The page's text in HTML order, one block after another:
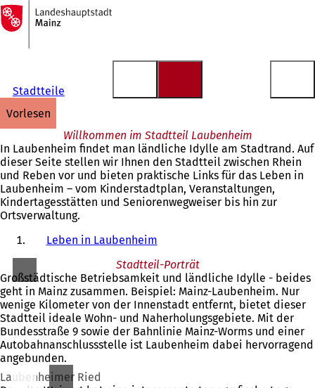
Inhalt anspringen
Zur
Startseite
Stadtteile
vorlesen
Willkommen im Stadtteil Laubenheim
In Laubenheim findet man ländliche Idylle am Stadtrand. Auf
dieser Seite stellen wir Ihnen den Stadtteil zwischen Rhein
und Reben vor und bieten praktische Links für das Leben in
Laubenheim – vom Kinderstadtplan, Veranstaltungen,
Kindertagesstätten und Seniorenwegweiser bis hin zur
Ortsverwaltung.
Leben in Laubenheim
Stadtteil-Porträt
Großstädtische Betriebsamkeit und ländliche Idylle - beides
geht in Mainz zusammen. Beispiel: Mainz-Laubenheim. Nur
wenige Kilometer von der Innenstadt entfernt, bietet dieser
Stadtteil ideale Wohn- und Naherholungsgebiete. Mit der
Bundesstraße 9 sowie der Bahnlinie Mainz-Worms und einer
Autobahnanschlussstelle ist Laubenheim dabei hervorragend
angebunden.
Laubenheimer Ried